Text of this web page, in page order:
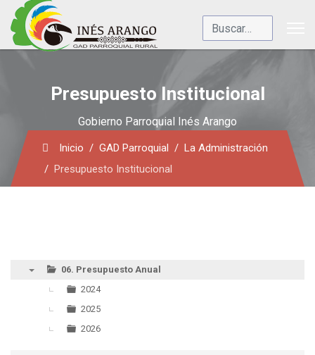
Buscar
Presupuesto Institucional
Gobierno Parroquial Inés Arango
Inicio GAD Parroquial
La Administración
Presupuesto Institucional
06. Presupuesto Anual
2024
2025
2026